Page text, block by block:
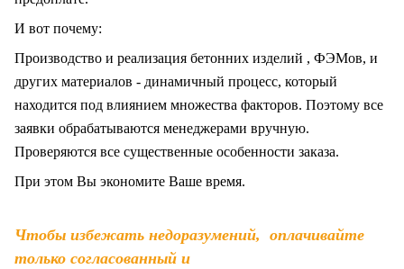
И вот почему:
Производство и реализация бетонних изделий , ФЭМов, и
других материалов - динамичный процесс, который
находится под влиянием множества факторов. Поэтому все
заявки обрабатываются менеджерами вручную.
Проверяются все существенные особенности заказа.
При этом Вы экономите Ваше время.
Чтобы избежать недоразумений, оплачивайте
только согласованный и